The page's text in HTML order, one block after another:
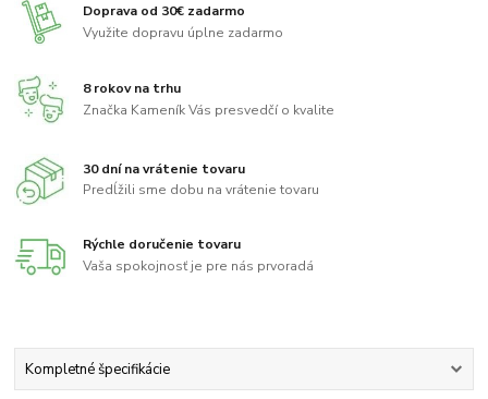
Doprava od 30€ zadarmo
Využite dopravu úplne zadarmo
8 rokov na trhu
Značka Kameník Vás presvedčí o kvalite
30 dní na vrátenie tovaru
Predĺžili sme dobu na vrátenie tovaru
Rýchle doručenie tovaru
Vaša spokojnosť je pre nás prvoradá
Kompletné špecifikácie